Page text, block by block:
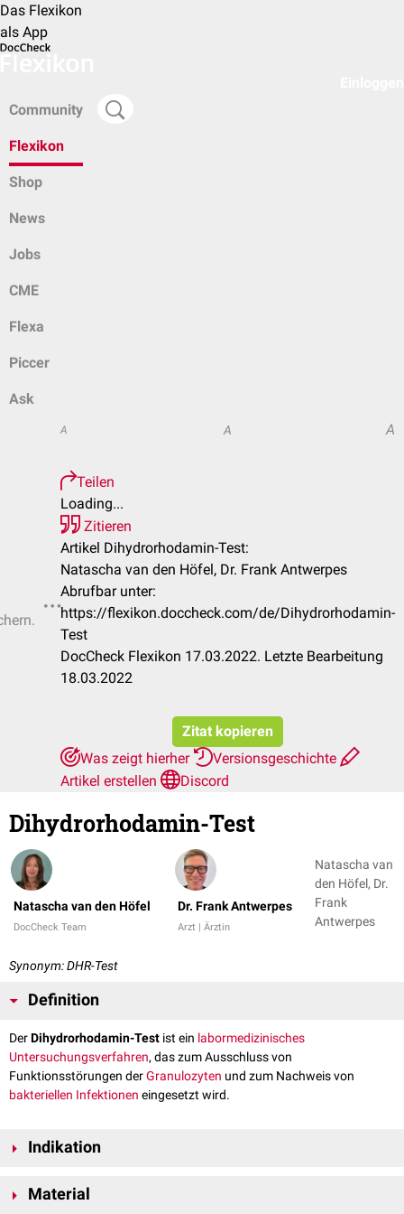
Das Flexikon
als App
Community
Flexikon
Shop
News
Jobs
CME
Flexa
Piccer
Ask
A A A
Teilen
Loading...
Zitieren
Artikel Dihydrorhodamin-Test:
Natascha van den Höfel, Dr. Frank Antwerpes
Abrufbar unter:
https://flexikon.doccheck.com/de/Dihydrorhodamin-
Test
DocCheck Flexikon 17.03.2022. Letzte Bearbeitung
18.03.2022
Zitat kopieren
Was zeigt hierher
Versionsgeschichte
Artikel erstellen
Discord
Dihydrorhodamin-Test
Natascha van den Höfel
DocCheck Team
Dr. Frank Antwerpes
Arzt | Ärztin
Natascha van
den Höfel, Dr.
Frank
Antwerpes
Synonym: DHR-Test
Definition
DerDihydrorhodamin-Test ist ein labormedizinisches
Untersuchungsverfahren, das zum Ausschluss von
Funktionsstörungen derGranulozyten und zum Nachweis von
bakteriellen Infektionen eingesetzt wird.
Indikation
Verdacht auf einen
Material